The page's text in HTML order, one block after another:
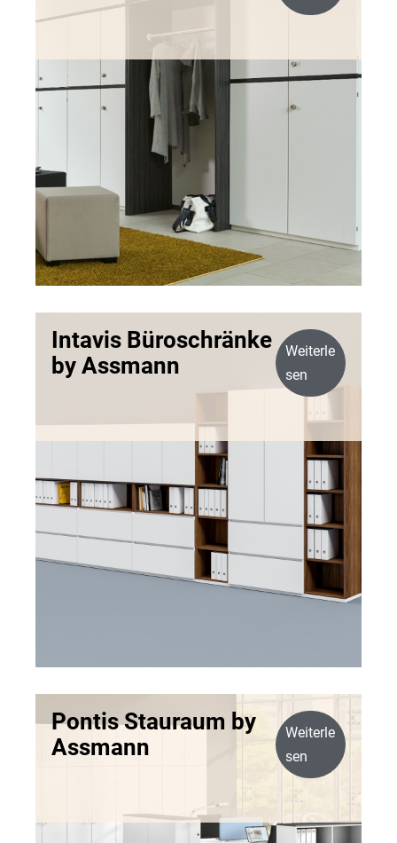
Intavis Büroschränke
by Assmann
Weiterle
sen
Pontis Stauraum by
Assmann
Weiterle
sen